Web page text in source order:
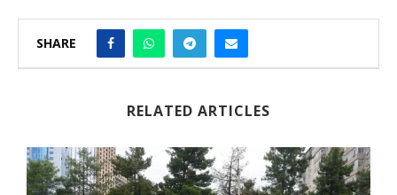
SHARE
RELATED ARTICLES